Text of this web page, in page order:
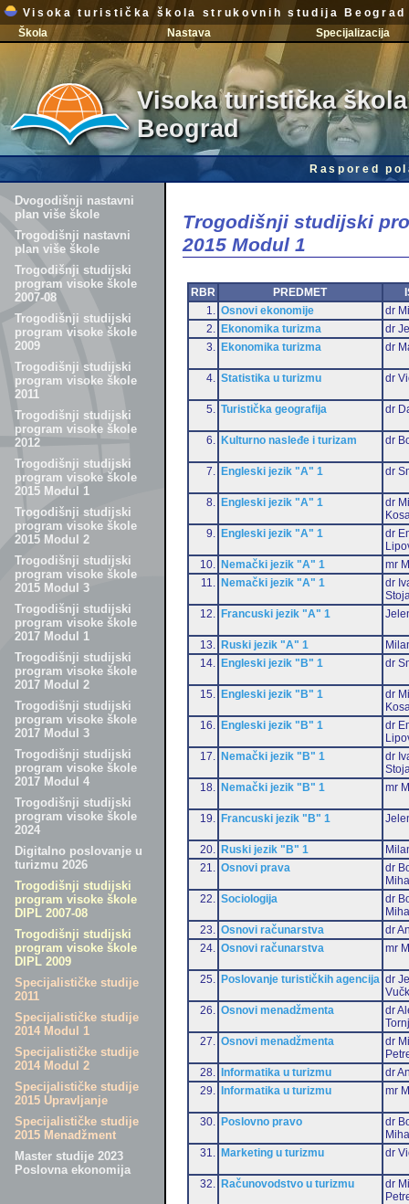
Visoka turistička škola strukovnih studija Beograd
Škola
Nastava Specijalizacija
Visoka turistička
Beograd
Raspored
Dvogodišnji nastavni
plan više škole
Trogodišnji nastavni
plan više škole
Trogodišnji studijski
program visoke škole
2007-08
Trogodišnji studijski
program visoke škole
2009
Trogodišnji studijski
program visoke škole
2011
Trogodišnji studijski
program visoke škole
2012
Trogodišnji studijski
program visoke škole
2015 Modul 1
Trogodišnji studijski
program visoke škole
2015 Modul 2
Trogodišnji studijski
program visoke škole
2015 Modul 3
Trogodišnji studijski
program visoke škole
2017 Modul 1
Trogodišnji studijski
program visoke škole
2017 Modul 2
Trogodišnji studijski
program visoke škole
2017 Modul 3
Trogodišnji studijski
program visoke škole
2017 Modul 4
Trogodišnji studijski
program visoke škole
2024
Digitalno poslovanje u
turizmu 2026
Trogodišnji studijski
program visoke škole
DIPL 2007-08
Trogodišnji studijski
program visoke škole
DIPL 2009
Specijalističke studije
2011
Specijalističke studije
2014 Modul 1
Specijalističke studije
2014 Modul 2
Specijalističke studije
2015 Upravljanje
Specijalističke studije
2015 Menadžment
Master studije 2023
Poslovna ekonomija
Trogodišnji studijski
2015 Modul 1
RBR PREDMET
1.
Osnovi ekonomije
dr
2.
Ekonomika turizma
dr
3.
Ekonomika turizma dr
4. Statistika u turizmu dr
5. Turistička geografija dr
6. Kulturno nasleđe i turizam dr
7. Engleski jezik "A" 1 dr
8. Engleski jezik "A" 1
dr
9.
Engleski jezik "A" 1
dr
10.
Nemački jezik "A" 1
mr
11.
Nemački jezik "A" 1
dr
12.
Francuski jezik "A" 1
13. Ruski jezik "A" 1
14.
Engleski jezik "B" 1 dr
15. Engleski jezik "B" 1
dr
16.
Engleski jezik "B" 1
dr
17.
Nemački jezik "B" 1
dr
18.
Nemački jezik "B" 1 mr
19. Francuski jezik "B" 1
20. Ruski jezik "B" 1
21.
Osnovi prava
dr
22.
Sociologija
dr
23.
Osnovi računarstva
dr
24.
Osnovi računarstva mr
25. Poslovanje turističkih agencija dr
26.
Osnovi menadžmenta
dr
27.
Osnovi menadžmenta
dr
28.
Informatika u turizmu
dr
29.
Informatika u turizmu mr
30. Poslovno pravo
dr
31.
Marketing u turizmu dr
32. Računovodstvo u turizmu
dr